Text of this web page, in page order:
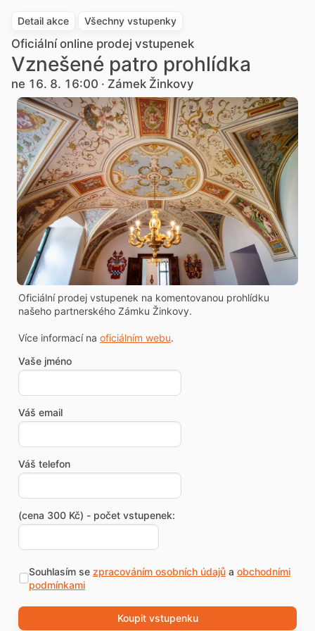
Detail akce Všechny vstupenky
Oficiální online prodej vstupenek
Vznešené patro prohlídka
ne 16. 8. 16:00 · Zámek Žinkovy
Oficiální prodej vstupenek na komentovanou prohlídku
našeho partnerského Zámku Žinkovy.
Více informací na oficiálním webu.
Vaše jméno
Váš email
Váš telefon
(cena 300 Kč) - počet vstupenek:
Souhlasím se zpracováním osobních údajůa obchodními
podmínkami
Koupit vstupenku